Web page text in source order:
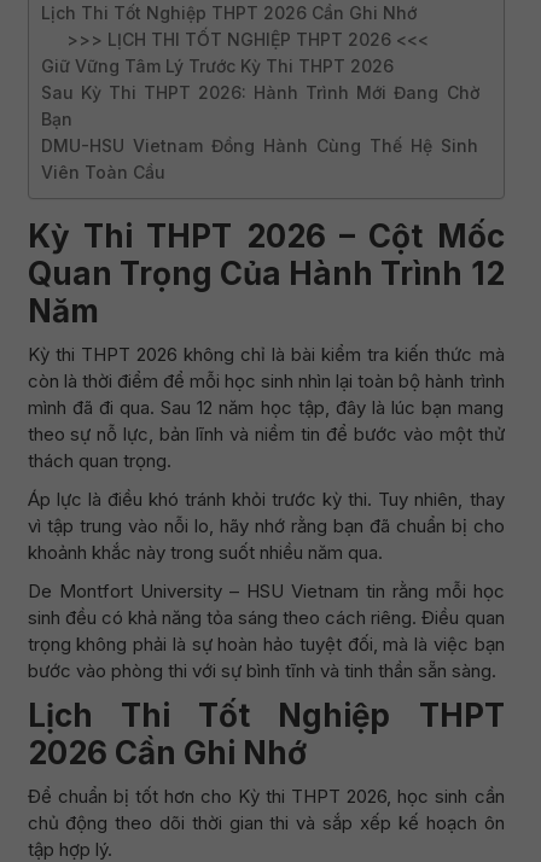
Lịch Thi Tốt Nghiệp THPT 2026 Cần Ghi Nhớ
>>> LỊCH THI TỐT NGHIỆP THPT 2026 <<<
Giữ Vững Tâm Lý Trước Kỳ Thi THPT 2026
Sau Kỳ Thi THPT 2026: Hành Trình Mới Đang Chờ
Bạn
DMU-HSU Vietnam Đồng Hành Cùng Thế Hệ Sinh
Viên Toàn Cầu
Kỳ Thi THPT 2026 – Cột Mốc
Quan Trọng Của Hành Trình 12
Năm
Kỳ thi THPT 2026 không chỉ là bài kiểm tra kiến thức mà
còn là thời điểm để mỗi học sinh nhìn lại toàn bộ hành trình
mình đã đi qua. Sau 12 năm học tập, đây là lúc bạn mang
theo sự nỗ lực, bản lĩnh và niềm tin để bước vào một thử
thách quan trọng.
Áp lực là điều khó tránh khỏi trước kỳ thi. Tuy nhiên, thay
vì tập trung vào nỗi lo, hãy nhớ rằng bạn đã chuẩn bị cho
khoảnh khắc này trong suốt nhiều năm qua.
De Montfort University – HSU Vietnam tin rằng mỗi học
sinh đều có khả năng tỏa sáng theo cách riêng. Điều quan
trọng không phải là sự hoàn hảo tuyệt đối, mà là việc bạn
bước vào phòng thi với sự bình tĩnh và tinh thần sẵn sàng.
Lịch Thi Tốt Nghiệp THPT
2026 Cần Ghi Nhớ
Để chuẩn bị tốt hơn cho Kỳ thi THPT 2026, học sinh cần
chủ động theo dõi thời gian thi và sắp xếp kế hoạch ôn
tập hợp lý.